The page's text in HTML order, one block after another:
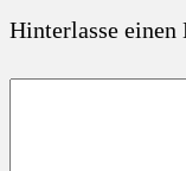
Hinterlasse einen